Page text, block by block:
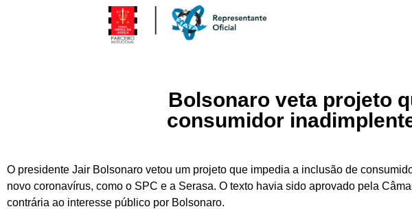
Bolsonaro veta projeto
consumidor
O presidente Jair Bolsonaro vetou um projeto que impedia a inclusão de
novo coronavírus, como o SPC e a Serasa. O texto havia sido aprovado pela
contrária ao interesse público por Bolsonaro.